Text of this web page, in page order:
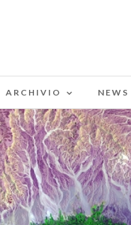
ARCHIVIO NEWS